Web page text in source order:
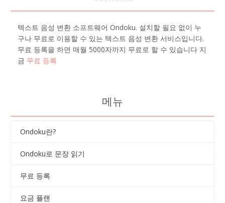
텍스트 음성 변환 소프트웨어 Ondoku. 설치할 필요 없이 누
구나 무료로 이용할 수 있는 텍스트 음성 변환 서비스입니다.
무료 등록을 하면 매월 5000자까지 무료로 할 수 있습니다 지
금 무료 등록
메뉴
Ondoku란?
Ondoku로 문장 읽기
무료 등록
요금 플랜